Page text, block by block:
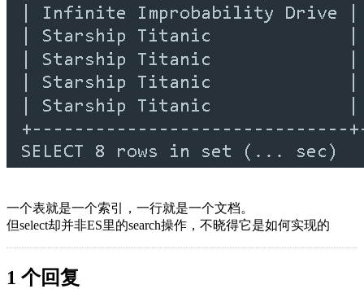
一个表就是一个索引，一行就是一个文档。
但select却并非ES里的search操作，不晓得它是如何实现的
1 个回复